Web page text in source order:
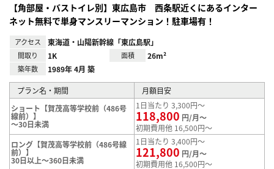
【角部屋・バストイレ別】東広島市 西条駅近くにあるインター
ネット無料で単身マンスリーマンション！駐車場有！
アクセス 東海道・山陽新幹線「東広島駅」
間取り 1K 面積 26m²
築年数 1989年 4月 築
プラン名・期間
月額目安
ショート【賀茂高等学校前（486号
線前）】
～30日未満
1日当たり 3,300円～
118,800 円/月～
初期費用他 16,500円～
ロング【賀茂高等学校前（486号線
前）】
30日以上～360日未満
1日当たり 3,400円～
121,800 円/月～
初期費用他 16,500円～